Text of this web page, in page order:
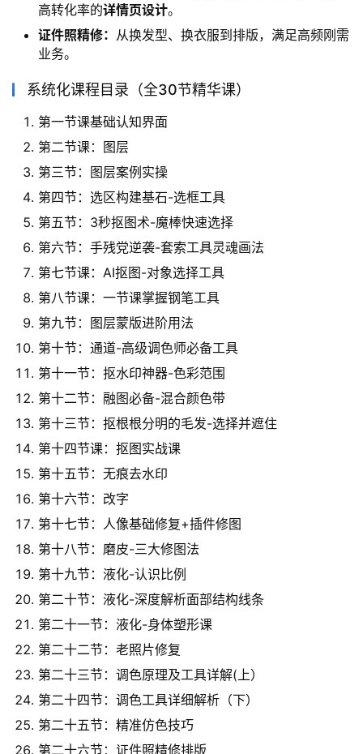
高转化率的详情页设计。
证件照精修： 从换发型、换衣服到排版，满足高频刚需
业务。
系统化课程目录（全30节精华课）
第一节课基础认知界面
第二节课：图层
第三节：图层案例实操
第四节：选区构建基石-选框工具
第五节：3秒抠图术-魔棒快速选择
第六节：手残党逆袭-套索工具灵魂画法
第七节课：AI抠图-对象选择工具
第八节课：一节课掌握钢笔工具
第九节：图层蒙版进阶用法
第十节：通道-高级调色师必备工具
第十一节：抠水印神器-色彩范围
第十二节：融图必备-混合颜色带
第十三节：抠根根分明的毛发-选择并遮住
第十四节课：抠图实战课
第十五节：无痕去水印
第十六节：改字
第十七节：人像基础修复+插件修图
第十八节：磨皮-三大修图法
第十九节：液化-认识比例
第二十节：液化-深度解析面部结构线条
第二十一节：液化-身体塑形课
第二十二节：老照片修复
第二十三节：调色原理及工具详解(上）
第二十四节：调色工具详细解析（下）
第二十五节：精准仿色技巧
第二十六节：证件照精修排版